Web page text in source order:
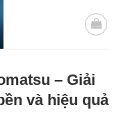
– Giải
và hiệu quả